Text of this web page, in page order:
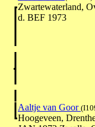
Zwartewaterland,
d. BEF 1973
Aaltje van Goor
Hoogeveen,